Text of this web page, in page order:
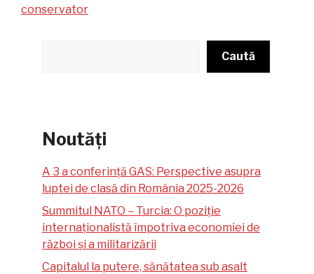
conservator
Caută
Noutăți
A 3 a conferință GAS: Perspective asupra
luptei de clasă din România 2025-2026
Summitul NATO – Turcia: O poziție
internaționalistă împotriva economiei de
război și a militarizării
Capitalul la putere, sănătatea sub asalt